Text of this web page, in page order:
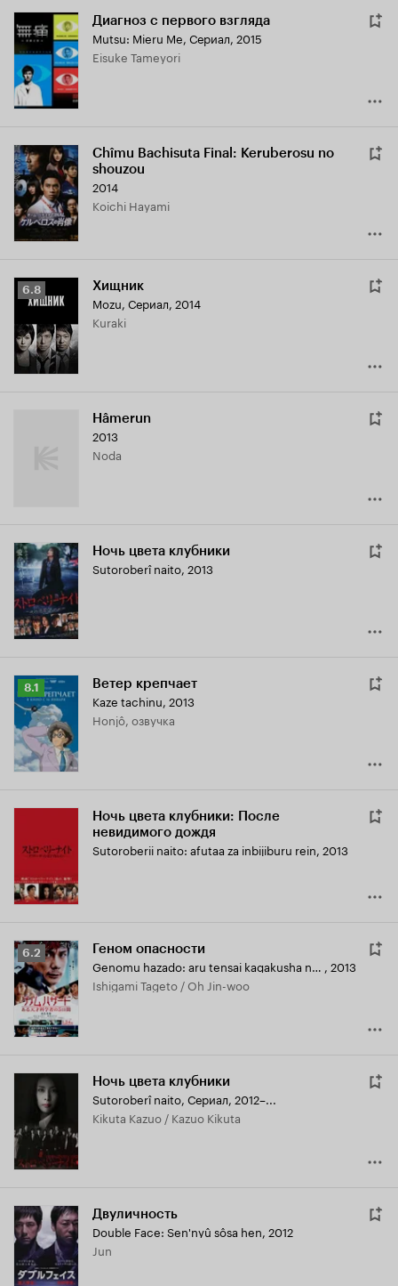
Диагноз с первого взгляда
Mutsu: Mieru Me, Сериал, 2015
Eisuke Tameyori
Chîmu Bachisuta Final: Keruberosu no
shouzou
2014
Koichi Hayami
Рейтинг
Кинопоиска
6.8
6.8 Хищник
Mozu, Сериал, 2014
Kuraki
Hâmerun
2013
Noda
Ночь цвета клубники
Sutoroberî naito, 2013
Рейтинг
Кинопоиска
8.1
8.1 Ветер крепчает
Kaze tachinu, 2013
Honjô, озвучка
Ночь цвета клубники: После
невидимого дождя
Sutoroberii naito: afutaa za inbijiburu rein, 2013
Рейтинг
Кинопоиска
6.2
6.2 Геном опасности
Genomu hazado: aru tensai kagakusha no 5-kakan , 2013
Ishigami Tageto / Oh Jin-woo
Ночь цвета клубники
Sutoroberî naito, Сериал, 2012–...
Kikuta Kazuo / Kazuo Kikuta
Двуличность
Double Face: Sen'nyû sôsa hen, 2012
Jun